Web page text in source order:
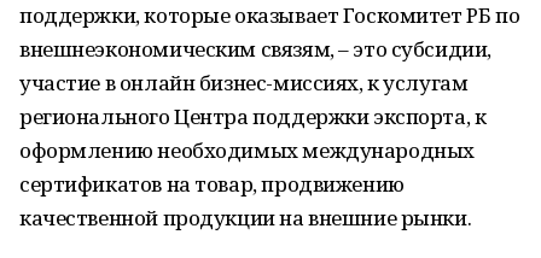
поддержки, которые оказывает Госкомитет РБ по
внешнеэкономическим связям, – это субсидии,
участие в онлайн бизнес-миссиях, к услугам
регионального Центра поддержки экспорта, к
оформлению необходимых международных
сертификатов на товар, продвижению
качественной продукции на внешние рынки.